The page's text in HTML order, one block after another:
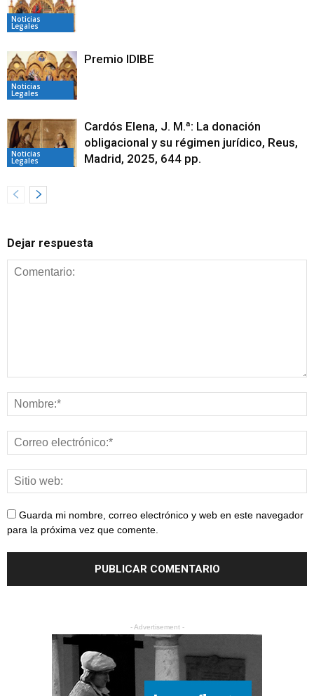
Noticias
Legales
Noticias
Legales
Premio IDIBE
Noticias
Legales
Cardós Elena, J. M.ª: La donación
obligacional y su régimen jurídico, Reus,
Madrid, 2025, 644 pp.
Dejar respuesta
Guarda mi nombre, correo electrónico y web en este navegador
para la próxima vez que comente.
- Advertisement -